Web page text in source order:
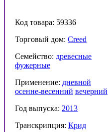
Код товара: 59336
Торговый дом: Creed
Семейство: древесные
фужерные
Применение: дневной
осенне-весенний вечерний
Год выпуска: 2013
Транскрипция: Крид